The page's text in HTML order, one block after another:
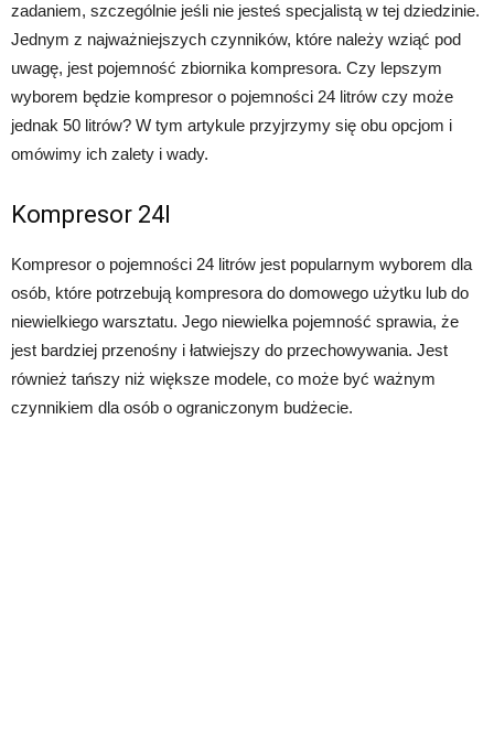
zadaniem, szczególnie jeśli nie jesteś specjalistą w tej dziedzinie.
Jednym z najważniejszych czynników, które należy wziąć pod
uwagę, jest pojemność zbiornika kompresora. Czy lepszym
wyborem będzie kompresor o pojemności 24 litrów czy może
jednak 50 litrów? W tym artykule przyjrzymy się obu opcjom i
omówimy ich zalety i wady.
Kompresor 24l
Kompresor o pojemności 24 litrów jest popularnym wyborem dla
osób, które potrzebują kompresora do domowego użytku lub do
niewielkiego warsztatu. Jego niewielka pojemność sprawia, że
jest bardziej przenośny i łatwiejszy do przechowywania. Jest
również tańszy niż większe modele, co może być ważnym
czynnikiem dla osób o ograniczonym budżecie.